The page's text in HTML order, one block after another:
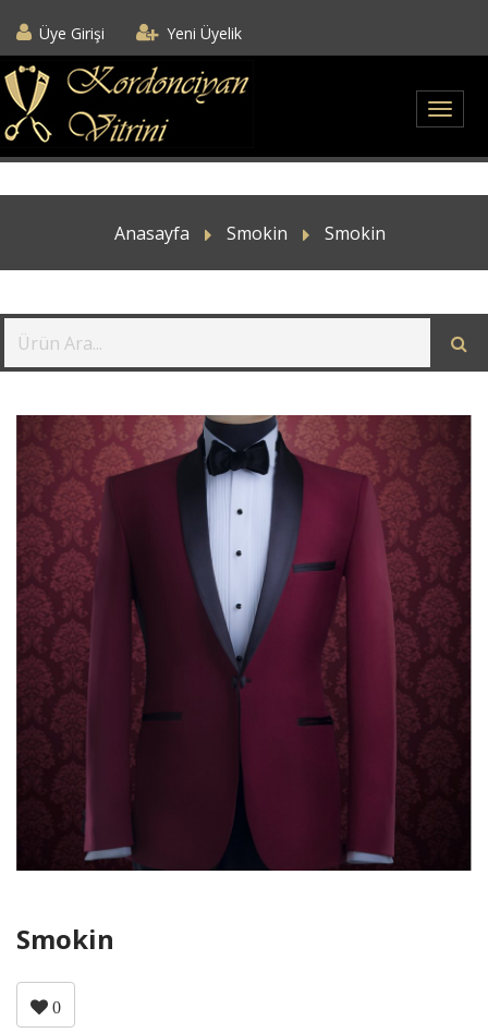
Üye Girişi Yeni Üyelik
Anasayfa Smokin Smokin
Smokin
0